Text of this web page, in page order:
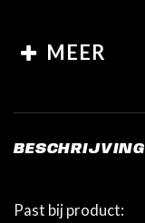
MEER
BESCHRIJVING
Past bij product: